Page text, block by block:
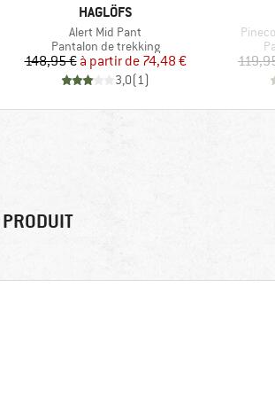
MARQUE
HAGLÖFS
Article
Alert Mid Pant
Product group
Pantalon de trekking
Prix
148,95 € Prix réduit
à partir de 74,48 €
3,0(1)
Article